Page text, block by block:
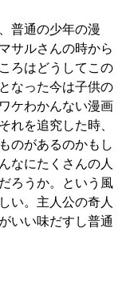
普通の少年の漫
サルさんの時から
ろはどうしてこの
なった今は子供の
ケわかんない漫画
れを追究した時、
のがあるのかもし
なにたくさんの人
ろうか。という風
い。主人公の奇人
いい味だすし普通